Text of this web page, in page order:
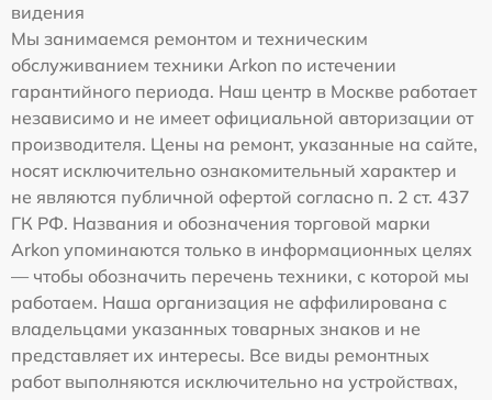
видения
Мы занимаемся ремонтом и техническим
обслуживанием техники Arkon по истечении
гарантийного периода. Наш центр в Москве работает
независимо и не имеет официальной авторизации от
производителя. Цены на ремонт, указанные на сайте,
носят исключительно ознакомительный характер и
не являются публичной офертой согласно п. 2 ст. 437
ГК РФ. Названия и обозначения торговой марки
Arkon упоминаются только в информационных целях
— чтобы обозначить перечень техники, с которой мы
работаем. Наша организация не аффилирована с
владельцами указанных товарных знаков и не
представляет их интересы. Все виды ремонтных
работ выполняются исключительно на устройствах,